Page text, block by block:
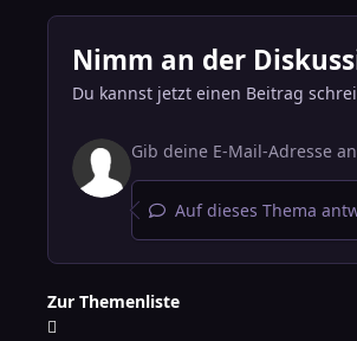
Nimm an der
Du kannst jetzt einen Beitrag
Auf dieses Thema
Zur Themenliste